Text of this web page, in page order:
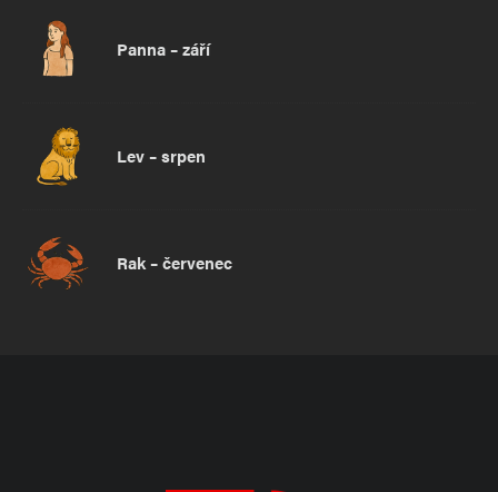
Panna – září
Lev – srpen
Rak – červenec